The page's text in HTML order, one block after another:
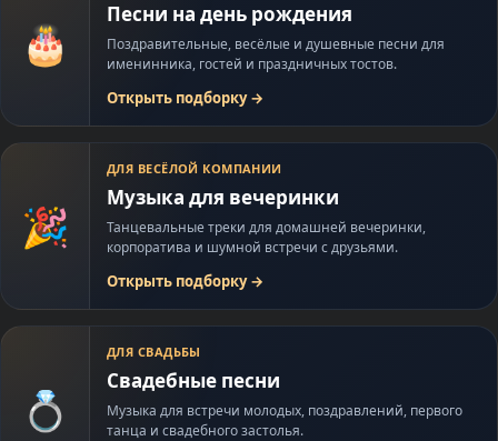
🎂
Песни на день рождения
Поздравительные, весёлые и душевные песни для
именинника, гостей и праздничных тостов.
Открыть подборку→
🎉
ДЛЯ ВЕСЁЛОЙ КОМПАНИИ
Музыка для вечеринки
Танцевальные треки для домашней вечеринки,
корпоратива и шумной встречи с друзьями.
Открыть подборку→
💍
ДЛЯ СВАДЬБЫ
Свадебные песни
Музыка для встречи молодых, поздравлений, первого
танца и свадебного застолья.